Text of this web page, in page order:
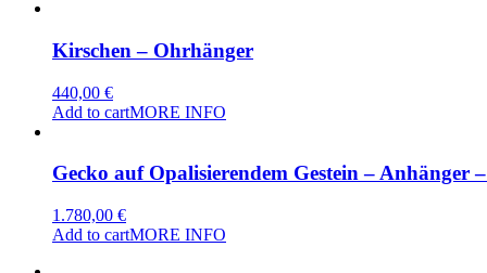
Kirschen – Ohrhänger
440,00 €
Add to cartMORE INFO
Gecko auf Opalisierendem Gestein – Anhänger
1.780,00 €
Add to cartMORE INFO